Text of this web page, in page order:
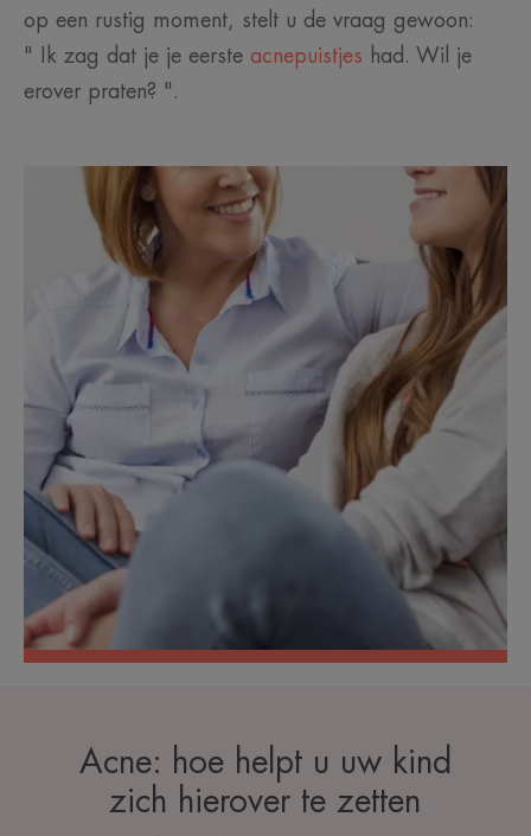
op een rustig moment, stelt u de vraag gewoon:
" Ik zag dat je je eerste acnepuistjes had. Wil je
erover praten? ".
Acne: hoe helpt u uw kind
zich hierover te zetten